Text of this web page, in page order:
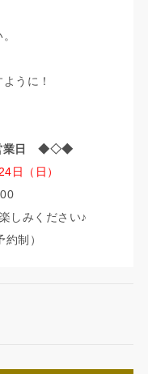
うに！
業日 ◆◇◆
日（日）
しみください♪
制）